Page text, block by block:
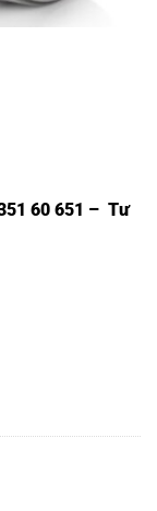
60 651 – Tư